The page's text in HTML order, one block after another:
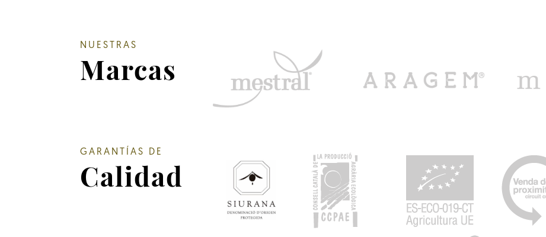
NUESTRAS
Marcas
GARANTÍAS DE
Calidad